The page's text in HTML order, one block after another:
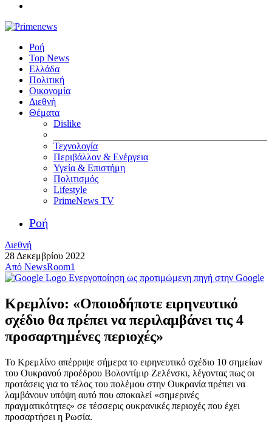
Ροή
Top News
Ελλάδα
Πολιτική
Οικονομία
Διεθνή
Θέματα
Dislike
Τεχνολογία
Περιβάλλον & Ενέργεια
Υγεία & Επιστήμη
Πολιτισμός
Lifestyle
PrimeNews TV
Ροή
Διεθνή
28 Δεκεμβρίου 2022
Από NewsRoom1
Ενεργοποίηση ως προτιμώμενη πηγή στην Google
Κρεμλίνο: «Οποιοδήποτε ειρηνευτικό
σχέδιο θα πρέπει να περιλαμβάνει τις 4
προσαρτημένες περιοχές»
Το Κρεμλίνο απέρριψε σήμερα το ειρηνευτικό σχέδιο 10 σημείων
του Ουκρανού προέδρου Βολοντίμιρ Ζελένσκι, λέγοντας πως οι
προτάσεις για το τέλος του πολέμου στην Ουκρανία πρέπει να
λαμβάνουν υπόψη αυτό που αποκαλεί «σημερινές
πραγματικότητες» σε τέσσερις ουκρανικές περιοχές που έχει
προσαρτήσει η Ρωσία.